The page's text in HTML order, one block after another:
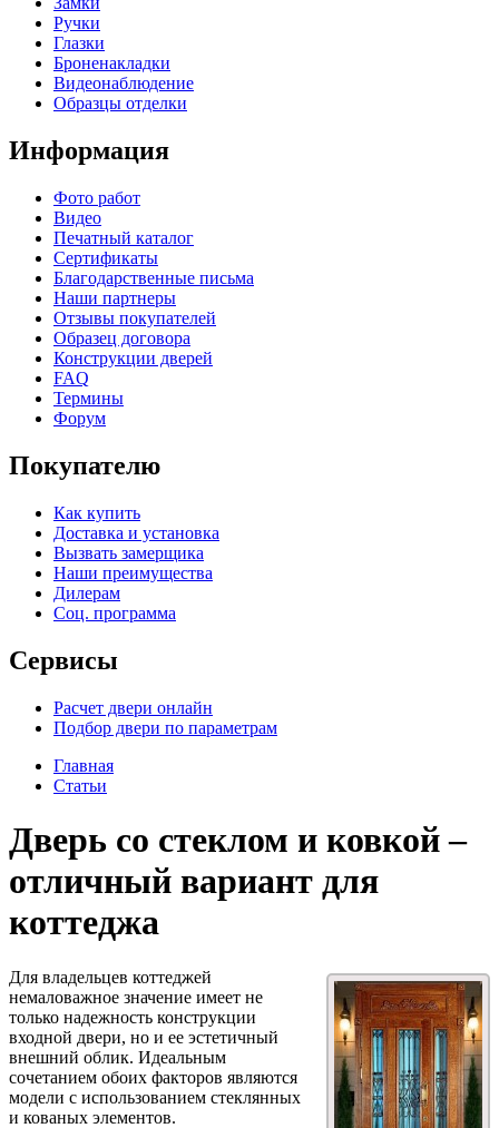
Ручки
Глазки
Броненакладки
Видеонаблюдение
Образцы отделки
Информация
Фото работ
Видео
Печатный каталог
Сертификаты
Благодарственные письма
Наши партнеры
Отзывы покупателей
Образец договора
Конструкции дверей
FAQ
Термины
Форум
Покупателю
Как купить
Доставка и установка
Вызвать замерщика
Наши преимущества
Дилерам
Соц. программа
Сервисы
Расчет двери онлайн
Подбор двери по параметрам
Главная
Статьи
Дверь со стеклом и ковкой –
отличный вариант для
коттеджа
Для владельцев коттеджей
немаловажное значение имеет не
только надежность конструкции
входной двери, но и ее эстетичный
внешний облик. Идеальным
сочетанием обоих факторов являются
модели с использованием стеклянных
и кованых элементов.